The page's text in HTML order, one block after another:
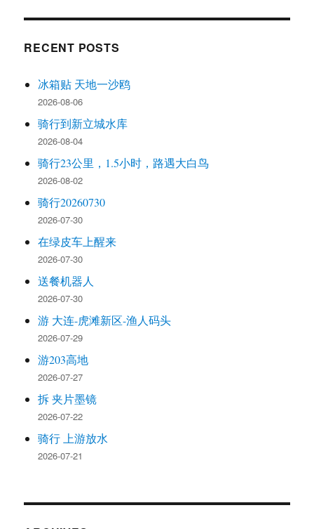
RECENT POSTS
冰箱贴 天地一沙鸥
2026-08-06
骑行到新立城水库
2026-08-04
骑行23公里，1.5小时，路遇大白鸟
2026-08-02
骑行20260730
2026-07-30
在绿皮车上醒来
2026-07-30
送餐机器人
2026-07-30
游 大连-虎滩新区-渔人码头
2026-07-29
游203高地
2026-07-27
拆 夹片墨镜
2026-07-22
骑行 上游放水
2026-07-21